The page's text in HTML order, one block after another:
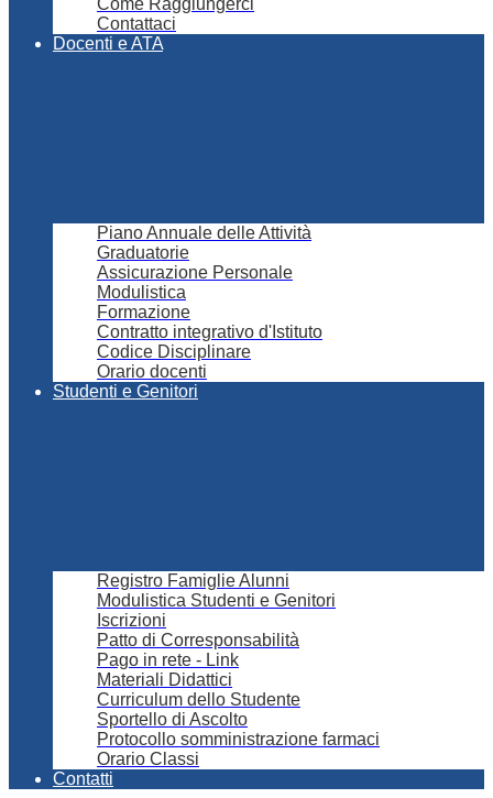
Come Raggiungerci
Contattaci
Docenti e ATA
Piano Annuale delle Attività
Graduatorie
Assicurazione Personale
Modulistica
Formazione
Contratto integrativo d'Istituto
Codice Disciplinare
Orario docenti
Studenti e Genitori
Registro Famiglie Alunni
Modulistica Studenti e Genitori
Iscrizioni
Patto di Corresponsabilità
Pago in rete - Link
Materiali Didattici
Curriculum dello Studente
Sportello di Ascolto
Protocollo somministrazione farmaci
Orario Classi
Contatti